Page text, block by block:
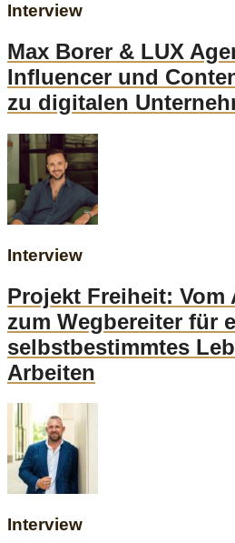
Interview
Max Borer & LUX
Influencer und
zu digitalen
Interview
Projekt Freiheit: Vom
zum Wegbereiter für
selbstbestimmtes
Arbeiten
Interview